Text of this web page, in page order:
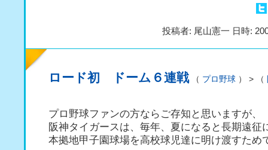
投稿者: 尾山憲一 日時:
ロード初 ドーム６連戦（ プロ野球 ） > （
プロ野球ファンの方ならご存知と思いますが、
阪神タイガースは、毎年、夏になると長期遠征
本拠地甲子園球場を高校球児達に明け渡すため